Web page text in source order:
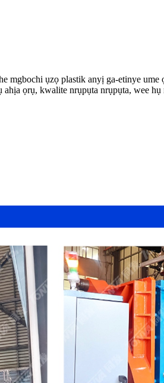
ụzọ plastik anyị ga-etinye
ọrụ, kwalite nrụpụta nrụpụta, wee